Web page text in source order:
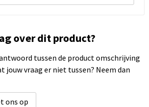
over dit product?
tussen de product omschrijving
jouw vraag er niet tussen? Neem dan
ons op